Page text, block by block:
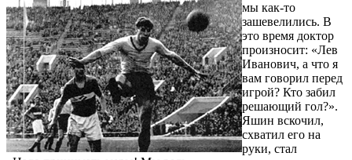
мы как-то
зашевелились. В
это время доктор
произносит: «Лев
Иванович, а что я
вам говорил перед
игрой? Кто забил
решающий гол?».
Яшин вскочил,
схватил его на
руки, стал